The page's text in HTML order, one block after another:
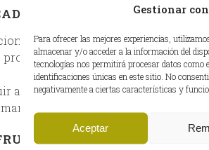
Gestionar
Para ofrecer las mejores experiencias,
almacenar y/o acceder a la información del
tecnologías nos permitirá procesar datos como
identificaciones únicas en este sitio. No
negativamente a ciertas características y
Aceptar
LONCHA
perfeccionando una forma
la curamos de forma natural
acercando esa tradición a nuevos
mantener vivo el espíritu de la
NUESTROS IBÉRICOS